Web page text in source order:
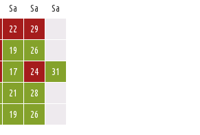
Sa Sa
Sa
22
29
19
26
17 24
31
21
28
19 26